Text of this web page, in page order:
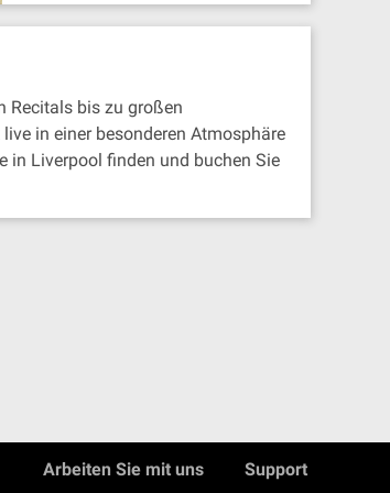
Recitals bis zu großen
in einer besonderen Atmosphäre
in Liverpool finden und buchen Sie
Arbeiten Sie mit uns Support